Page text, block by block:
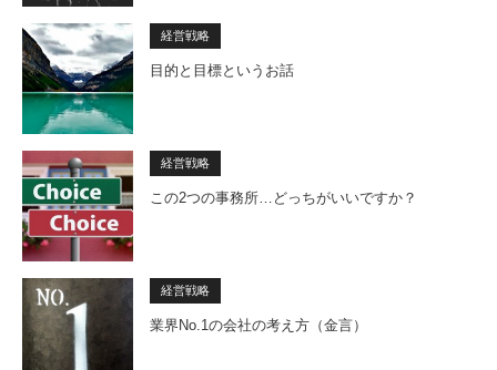
経営戦略
目的と目標というお話
経営戦略
この2つの事務所…どっちがいいですか？
経営戦略
業界No.1の会社の考え方（金言）